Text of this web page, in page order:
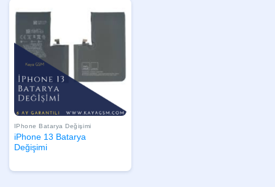
IPhone Batarya Değişimi
iPhone 13 Batarya
Değişimi